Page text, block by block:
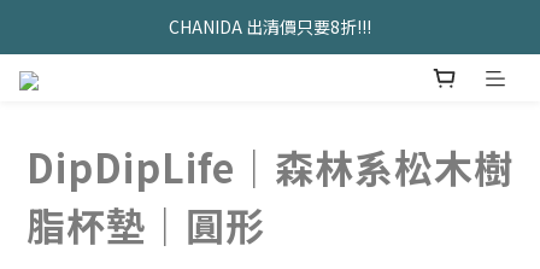
久坐神器>>坐&靠墊組合只要$1488
CHANIDA 出清價只要8折!!!
DipDipLife｜森林系松木樹
脂杯墊｜圓形